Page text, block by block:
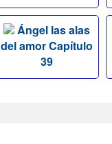
Ángel las alas
del amor Capítulo
39